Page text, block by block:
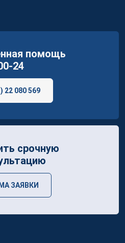
помощь
24
22 080 569
срочную
ЗАЯВКИ